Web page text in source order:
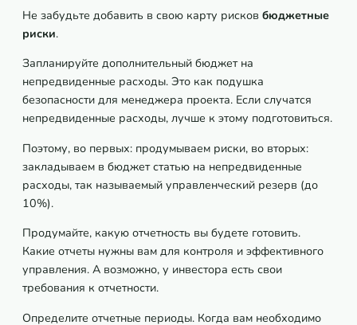
Не забудьте добавить в свою карту рисков бюджетные
риски.
Запланируйте дополнительный бюджет на
непредвиденные расходы. Это как подушка
безопасности для менеджера проекта. Если случатся
непредвиденные расходы, лучше к этому подготовиться.
Поэтому, во первых: продумываем риски, во вторых:
закладываем в бюджет статью на непредвиденные
расходы, так называемый управленческий резерв (до
10%).
Продумайте, какую отчетность вы будете готовить.
Какие отчеты нужны вам для контроля и эффективного
управления. А возможно, у инвестора есть свои
требования к отчетности.
Определите отчетные периоды. Когда вам необходимо